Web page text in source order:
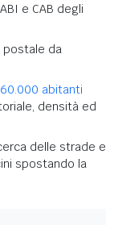
e CAB degli
postale da
abitanti
densità ed
delle strade e
spostando la